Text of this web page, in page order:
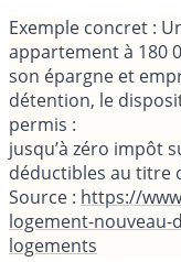
Exemple concret :
appartement à 180
son épargne et
détention, le
permis :
jusqu’à zéro impôt
déductibles au titre
Source : https://
logement-
logements